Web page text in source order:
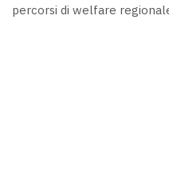
percorsi di welfare